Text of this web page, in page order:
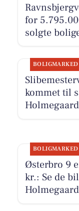
for
solgte
BOLIGMARKED
kommet til
BOLIGMARKED
Østerbro 9
kr.: Se de